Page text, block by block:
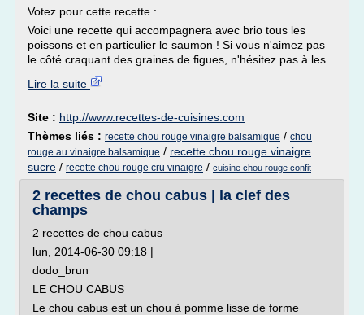
Votez pour cette recette :
Voici une recette qui accompagnera avec brio tous les
poissons et en particulier le saumon ! Si vous n'aimez pas
le côté craquant des graines de figues, n'hésitez pas à les...
Lire la suite
Site : http://www.recettes-de-cuisines.com
Thèmes liés : recette chou rouge vinaigre balsamique / chou
rouge au vinaigre balsamique / recette chou rouge vinaigre
sucre / recette chou rouge cru vinaigre / cuisine chou rouge confit
2 recettes de chou cabus | la clef des
champs
2 recettes de chou cabus
lun, 2014-06-30 09:18 |
dodo_brun
LE CHOU CABUS
Le chou cabus est un chou à pomme lisse de forme